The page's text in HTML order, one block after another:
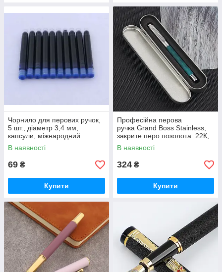
Чорнило для перових ручок,
5 шт., діаметр 3,4 мм,
капсули, міжнародний
стандарт. Сині
В наявності
69 ₴
Купити
Професійна перова
ручка Grand Boss Stainless,
закрите перо позолота 22К,
преміумкласу з футляром.
В наявності
324 ₴
Купити